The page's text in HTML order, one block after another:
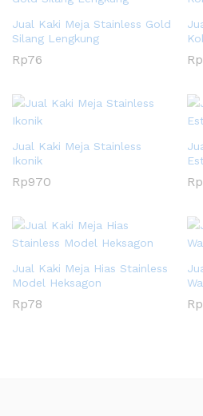
Jual Kaki Meja Stainless Gold
Silang Lengkung
Rp76 Rp
Jual Kaki Meja Stainless
Ikonik
Rp970 Rp
Jual Kaki Meja Hias Stainless
Model Heksagon
Rp78 Rp